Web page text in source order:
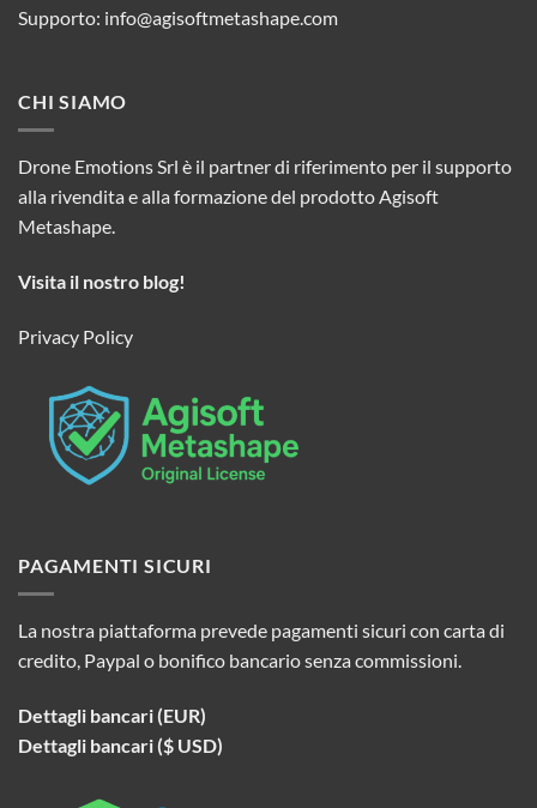
Supporto: info@agisoftmetashape.com
CHI SIAMO
Drone Emotions Srl è il partner di riferimento per il supporto
alla rivendita e alla formazione del prodotto Agisoft
Metashape.
Visita il nostro blog!
Privacy Policy
PAGAMENTI SICURI
La nostra piattaforma prevede pagamenti sicuri con carta di
credito, Paypal o bonifico bancario senza commissioni.
Dettagli bancari (EUR)
Dettagli bancari ($ USD)